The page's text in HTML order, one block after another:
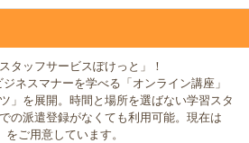
タッフサービスぽけっと」！
ネスマナーを学べる「オンライン講座」
」を展開。時間と場所を選ばない学習スタ
の派遣登録がなくても利用可能。現在は
ご用意しています。